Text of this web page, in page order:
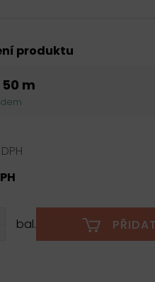
produktu
50 m
bal.